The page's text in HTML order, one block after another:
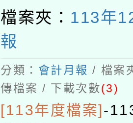
檔案夾： 113年
報
分類： 會計月報 / 檔案
傳檔案 / 下載次數(3)
[113年度檔案] -